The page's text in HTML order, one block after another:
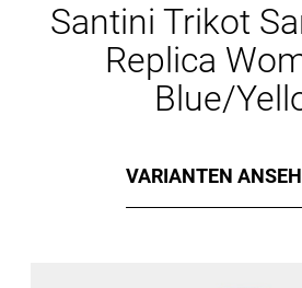
Santini Trikot
Replica
Blue/
VARIANTEN